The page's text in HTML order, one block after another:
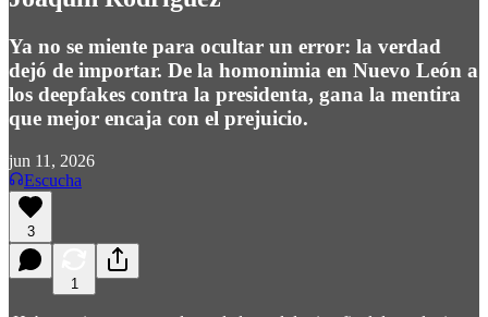
Ya no se miente para ocultar un error: la verdad
dejó de importar. De la homonimia en Nuevo León a
los deepfakes contra la presidenta, gana la mentira
que mejor encaja con el prejuicio.
jun 11, 2026
Escucha
3
1